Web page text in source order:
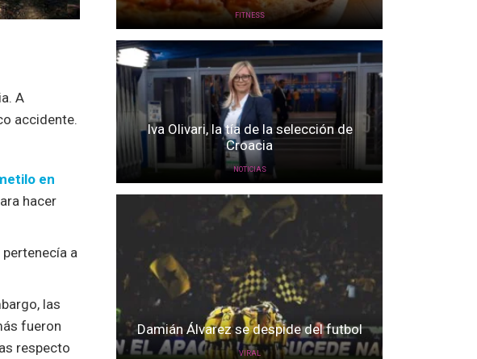
A
accidente.
en
hacer
pertenecía a
las
fueron
respecto
FITNESS
Iva Olivari, la tía de la selección de
Croacia
NOTICIAS
Damián Álvarez se despide del futbol
VIRAL